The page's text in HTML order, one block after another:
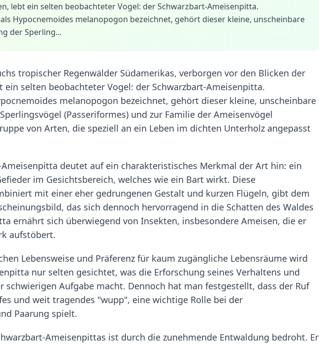
lebt ein selten beobachteter Vogel: der Schwarzbart-Ameisenpitta.
Hypocnemoides melanopogon bezeichnet, gehört dieser kleine, unscheinbare
der Sperling...
tropischer Regenwälder Südamerikas, verborgen vor den Blicken der
ein selten beobachteter Vogel: der Schwarzbart-Ameisenpitta.
melanopogon bezeichnet, gehört dieser kleine, unscheinbare
(Passeriformes) und zur Familie der Ameisenvögel
von Arten, die speziell an ein Leben im dichten Unterholz angepasst
Ameisenpitta deutet auf ein charakteristisches Merkmal der Art hin: ein
im Gesichtsbereich, welches wie ein Bart wirkt. Diese
mit einer eher gedrungenen Gestalt und kurzen Flügeln, gibt dem
das sich dennoch hervorragend in die Schatten des Waldes
ernährt sich überwiegend von Insekten, insbesondere Ameisen, die er
aufstöbert.
Lebensweise und Präferenz für kaum zugängliche Lebensräume wird
nur selten gesichtet, was die Erforschung seines Verhaltens und
schwierigen Aufgabe macht. Dennoch hat man festgestellt, dass der Ruf
und weit tragendes "wupp", eine wichtige Rolle bei der
Paarung spielt.
Ameisenpittas ist durch die zunehmende Entwaldung bedroht. Er